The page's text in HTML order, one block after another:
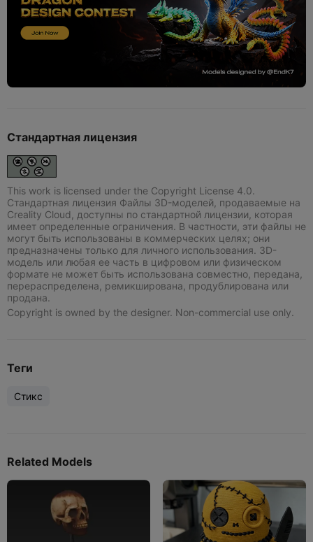
Стандартная лицензия
This work is licensed under the Copyright License 4.0.
Стандартная лицензия Файлы 3D-моделей, продаваемые на
Creality Cloud, доступны по стандартной лицензии, которая
имеет определенные ограничения. В частности, эти файлы не
могут быть использованы в коммерческих целях; они
предназначены только для личного использования. 3D-
модель или любая ее часть в цифровом или физическом
формате не может быть использована совместно, передана,
перераспределена, ремикширована, продублирована или
продана.
Copyright is owned by the designer. Non-commercial use only.
Теги
Стикс
Related Models